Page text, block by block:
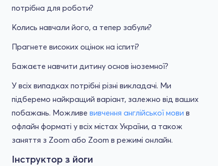
потрібна для роботи?
Колись навчали його, а тепер забули?
Прагнете високих оцінок на іспиті?
Бажаєте навчити дитину основ іноземної?
У всіх випадках потрібні різні викладачі. Ми
підберемо найкращий варіант, залежно від ваших
побажань. Можливе вивчення англійської мови в
офлайн форматі у всіх містах України, а також
заняття з Zoom або Zoom в режимі онлайн.
Інструктор з йоги